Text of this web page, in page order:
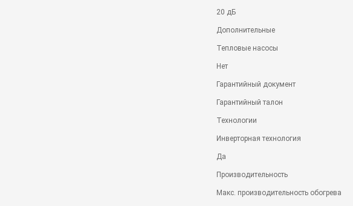
20 дБ
Дополнительные
Тепловые насосы
Нет
Гарантийный документ
Гарантийный талон
Технологии
Инверторная технология
Да
Производительность
Макс. производительность обогрева